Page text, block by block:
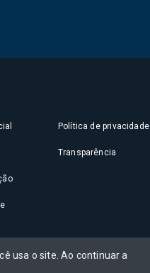
Política de privacidade
Transparência
usa o site. Ao continuar a